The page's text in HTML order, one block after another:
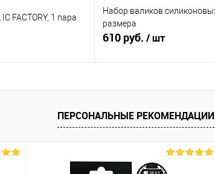
FACTORY, 1 пара
Набор валиков
размера
610 руб./ шт
Купить в 1 клик
В избранное
ПЕРСОНАЛЬНЫЕ РЕКОМЕНДАЦИИ